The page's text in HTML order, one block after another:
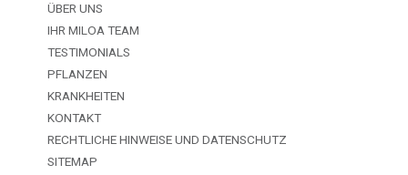
ÜBER UNS
IHR MILOA TEAM
TESTIMONIALS
PFLANZEN
KRANKHEITEN
KONTAKT
RECHTLICHE HINWEISE UND DATENSCHUTZ
SITEMAP